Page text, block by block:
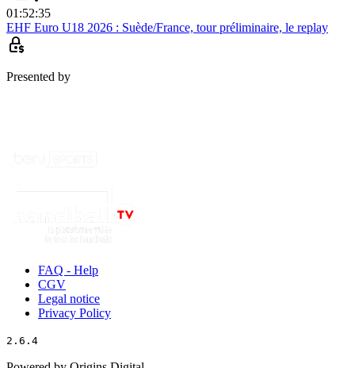
01:52:35
EHF Euro U18 2026 : Suède/France, tour préliminaire, le replay
Presented by
FAQ - Help
CGV
Legal notice
Privacy Policy
2.6.4